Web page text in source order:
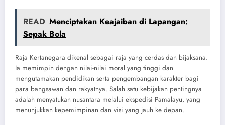
READ Menciptakan Keajaiban di Lapangan:
Sepak Bola
Raja Kertanegara dikenal sebagai raja yang cerdas dan bijaksana.
Ia memimpin dengan nilai-nilai moral yang tinggi dan
mengutamakan pendidikan serta pengembangan karakter bagi
para bangsawan dan rakyatnya. Salah satu kebijakan pentingnya
adalah menyatukan nusantara melalui ekspedisi Pamalayu, yang
menunjukkan kepemimpinan dan visi yang jauh ke depan.